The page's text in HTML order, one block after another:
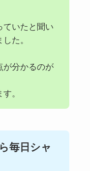
ていたと聞い
た。
が分かるのが
。
毎日シャ